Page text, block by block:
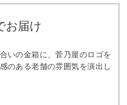
お届け
いの金箱に、菅乃屋のロゴを
のある老舗の雰囲気を演出し